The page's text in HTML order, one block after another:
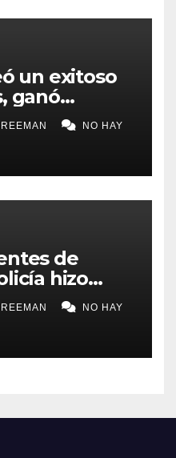
un exitoso
ganó
vendió la
su sueño
NO HAY
de
hizo
para
en Santa
NO HAY